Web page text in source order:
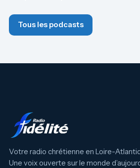
Tous les podcasts
Votre radio chrétienne en Loire-
Une voix ouverte sur le monde